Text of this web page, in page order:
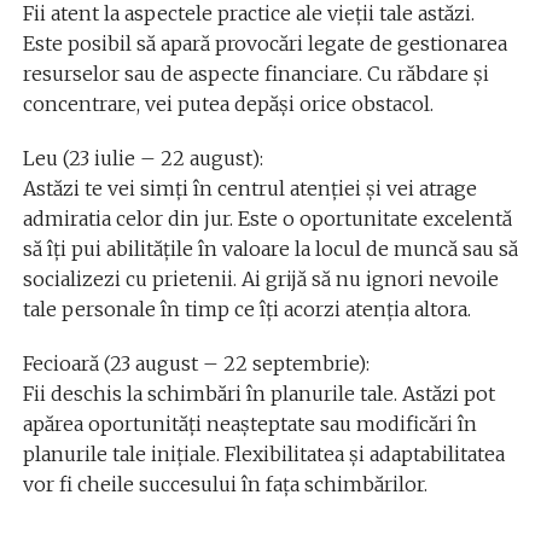
Fii atent la aspectele practice ale vieții tale astăzi.
Este posibil să apară provocări legate de gestionarea
resurselor sau de aspecte financiare. Cu răbdare și
concentrare, vei putea depăși orice obstacol.
Leu (23 iulie – 22 august):
Astăzi te vei simți în centrul atenției și vei atrage
admiratia celor din jur. Este o oportunitate excelentă
să îți pui abilitățile în valoare la locul de muncă sau să
socializezi cu prietenii. Ai grijă să nu ignori nevoile
tale personale în timp ce îți acorzi atenția altora.
Fecioară (23 august – 22 septembrie):
Fii deschis la schimbări în planurile tale. Astăzi pot
apărea oportunități neașteptate sau modificări în
planurile tale inițiale. Flexibilitatea și adaptabilitatea
vor fi cheile succesului în fața schimbărilor.